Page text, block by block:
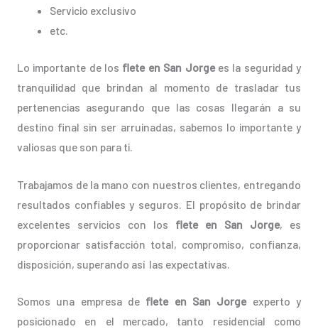
Servicio exclusivo
etc.
Lo importante de los flete en San Jorgees la seguridad y
tranquilidad que brindan al momento de trasladar tus
pertenencias asegurando que las cosas llegarán a su
destino final sin ser arruinadas, sabemos lo importante y
valiosas que son para ti.
Trabajamos de la mano con nuestros clientes, entregando
resultados confiables y seguros. El propósito de brindar
excelentes servicios con los flete en San Jorge, es
proporcionar satisfacción total, compromiso, confianza,
disposición, superando así las expectativas.
Somos una empresa de flete en San Jorgeexperto y
posicionado en el mercado, tanto residencial como